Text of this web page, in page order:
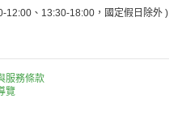
12:00、13:30-18:00，國定假日除外 )
服務條款
覽